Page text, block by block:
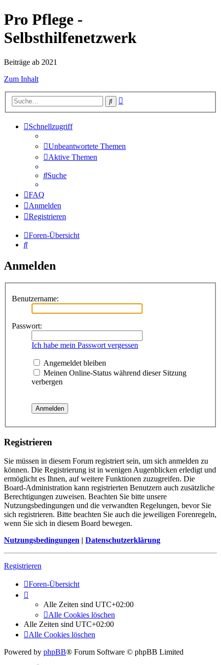
Pro Pflege -
Selbsthilfenetzwerk
Beiträge ab 2021
Zum Inhalt
Suche
Schnellzugriff
Unbeantwortete Themen
Aktive Themen
Suche
FAQ
Anmelden
Registrieren
Foren-Übersicht
Suche
Anmelden
Benutzername:
Passwort:
Ich habe mein Passwort vergessen
Angemeldet bleiben
Meinen Online-Status während dieser Sitzung
verbergen
Registrieren
Sie müssen in diesem Forum registriert sein, um sich anmelden zu
können. Die Registrierung ist in wenigen Augenblicken erledigt und
ermöglicht es Ihnen, auf weitere Funktionen zuzugreifen. Die
Board-Administration kann registrierten Benutzern auch zusätzliche
Berechtigungen zuweisen. Beachten Sie bitte unsere
Nutzungsbedingungen und die verwandten Regelungen, bevor Sie
sich registrieren. Bitte beachten Sie auch die jeweiligen Forenregeln,
wenn Sie sich in diesem Board bewegen.
Nutzungsbedingungen | Datenschutzerklärung
Registrieren
Foren-Übersicht
Alle Zeiten sind UTC+02:00
Alle Cookies löschen
Alle Zeiten sind UTC+02:00
Alle Cookies löschen
Powered by phpBB® Forum Software © phpBB Limited